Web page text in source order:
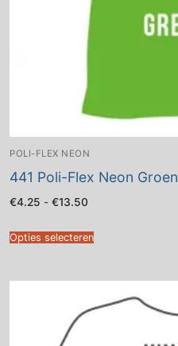
POLI-FLEX NEON
441 Poli-Flex Neon Groen
€4.25 - €13.50
€13.50
Opties selecteren